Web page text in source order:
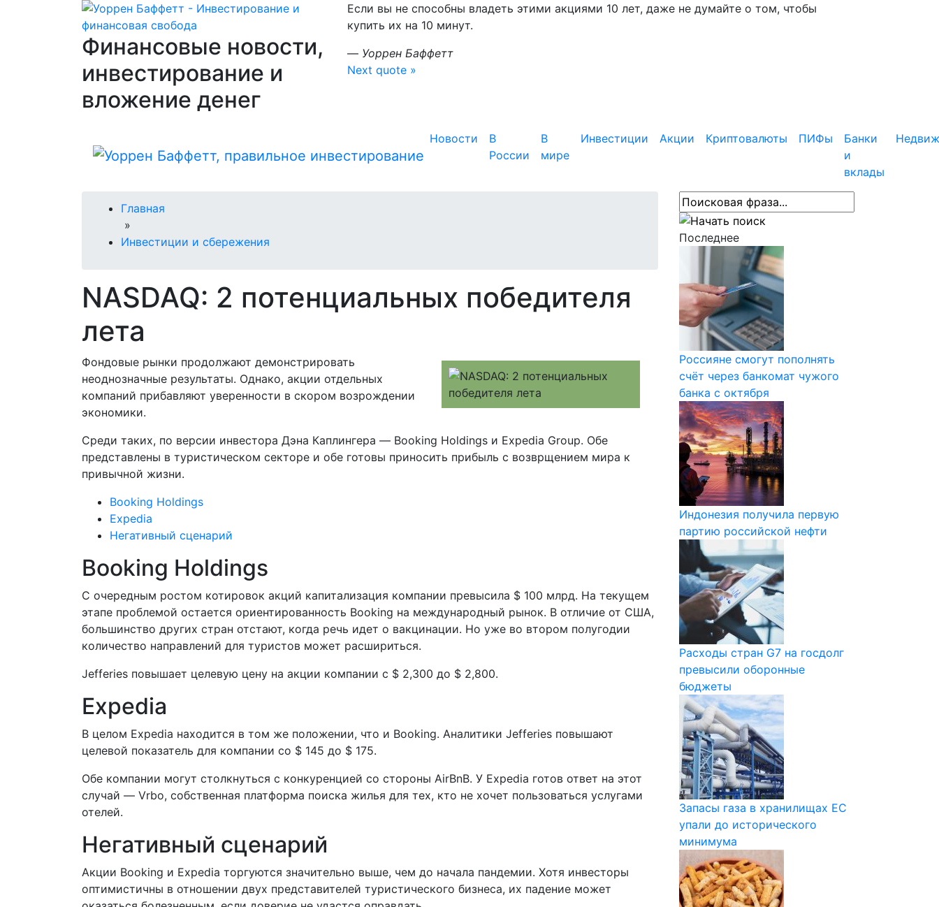
Финансовые новости,
инвестирование и
вложение денег
Если вы не способны владеть этими акциями 10 лет, даже не думайте о том, чтобы
купить их на 10 минут.
— Уоррен Баффетт
Next quote »
Новости
В
России
В
мире
Инвестиции Акции Криптовалюты ПИФы
Банки
и
вклады
Главная
»
Инвестиции и сбережения
NASDAQ: 2 потенциальных победителя
лета
Фондовые рынки продолжают демонстрировать
неоднозначные результаты. Однако, акции отдельных
компаний прибавляют уверенности в скором возрождении
экономики.
Среди таких, по версии инвестора Дэна Каплингера — Booking Holdings и Expedia Group. Обе
представлены в туристическом секторе и обе готовы приносить прибыль с возврщением мира к
привычной жизни.
Booking Holdings
Expedia
Негативный сценарий
Booking Holdings
С очередным ростом котировок акций капитализация компании превысила $ 100 млрд. На текущем
этапе проблемой остается ориентированность Booking на международный рынок. В отличие от США,
большинство других стран отстают, когда речь идет о вакцинации. Но уже во втором полугодии
количество направлений для туристов может расшириться.
Jefferies повышает целевую цену на акции компании с $ 2,300 до $ 2,800.
Expedia
В целом Expedia находится в том же положении, что и Booking. Аналитики Jefferies повышают
целевой показатель для компании со $ 145 до $ 175.
Обе компании могут столкнуться с конкуренцией со стороны AirBnB. У Expedia готов ответ на этот
случай — Vrbo, собственная платформа поиска жилья для тех, кто не хочет пользоваться услугами
отелей.
Негативный сценарий
Акции Booking и Expedia торгуются значительно выше, чем до начала пандемии. Хотя инвесторы
оптимистичны в отношении двух представителей туристического бизнеса, их падение может
Последнее
Россияне смогут пополнять
счёт через банкомат чужого
банка с октября
Индонезия получила первую
партию российской нефти
Расходы стран G7 на госдолг
превысили оборонные
бюджеты
Запасы газа в хранилищах ЕС
упали до исторического
минимума